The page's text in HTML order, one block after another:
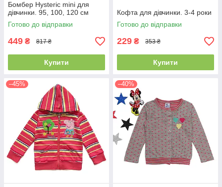
Бомбер Hysteric mini для
дівчинки. 95, 100, 120 см
Готово до відправки
449 ₴ 817 ₴
Купити
Кофта для дівчинки. 3-4 роки
Готово до відправки
229 ₴ 353 ₴
Купити
–45% –40%